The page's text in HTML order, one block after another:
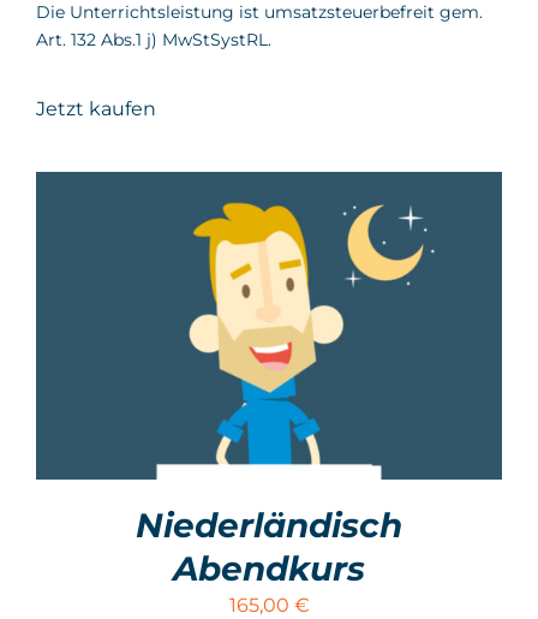
Die Unterrichtsleistung ist umsatzsteuerbefreit gem.
Art. 132 Abs.1 j) MwStSystRL.
Jetzt kaufen
Niederländisch
Abendkurs
165,00 €